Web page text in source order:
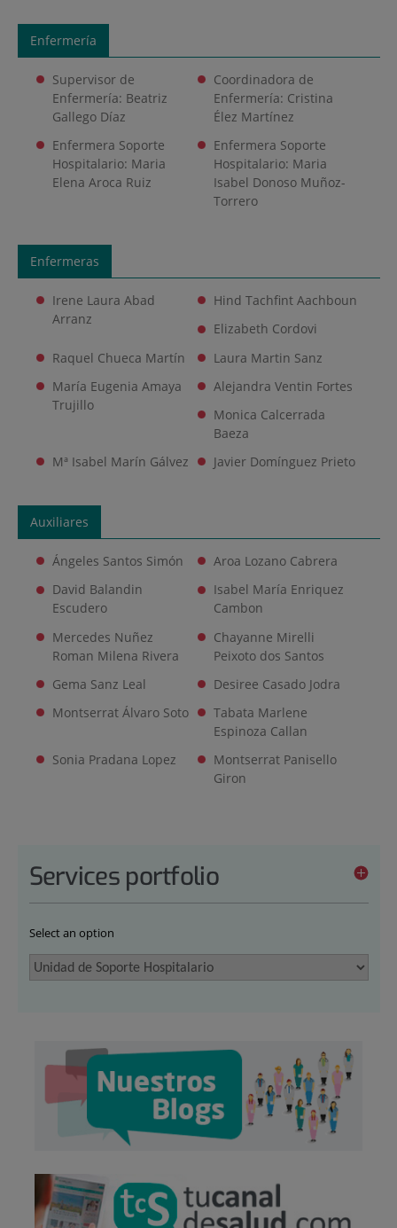
Enfermería
Supervisor de
Enfermería: Beatriz
Gallego Díaz
Coordinadora de
Enfermería: Cristina
Élez Martínez
Enfermera Soporte
Hospitalario: Maria
Elena Aroca Ruiz
Enfermera Soporte
Hospitalario: Maria
Isabel Donoso Muñoz-
Torrero
Enfermeras
Irene Laura Abad
Arranz
Hind Tachfint Aachboun
Elizabeth Cordovi
Raquel Chueca Martín
Laura Martin Sanz
María Eugenia Amaya
Trujillo
Alejandra Ventin Fortes
Monica Calcerrada
Baeza
Mª Isabel Marín Gálvez
Javier Domínguez Prieto
Auxiliares
Ángeles Santos Simón
Aroa Lozano Cabrera
David Balandin
Escudero
Isabel María Enriquez
Cambon
Mercedes Nuñez
Roman Milena Rivera
Chayanne Mirelli
Peixoto dos Santos
Gema Sanz Leal
Desiree Casado Jodra
Montserrat Álvaro Soto
Tabata Marlene
Espinoza Callan
Sonia Pradana Lopez
Montserrat Panisello
Giron
Services portfolio
Select an option